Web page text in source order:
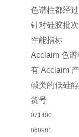
色谱柱都经
针对硅胶批
性能指标
Acclaim 色
有 Acclaim
碱类的低硅
货号
071400
068981